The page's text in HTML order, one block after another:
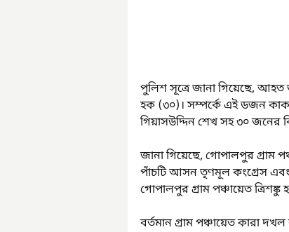
পুলিশ সূত্রে জানা গিয়েছে,
হক (৩০)। সম্পর্কে এই ডজন
গিয়াসউদ্দিন শেখ সহ ৩০ জনের
জানা গিয়েছে, গোপালপুর গ্রাম
পাঁচটি আসন তৃণমূল কংগ্রেস
গোপালপুর গ্রাম পঞ্চায়েত ত্রিশঙ্কু
বর্তমান গ্রাম পঞ্চায়েত কারা